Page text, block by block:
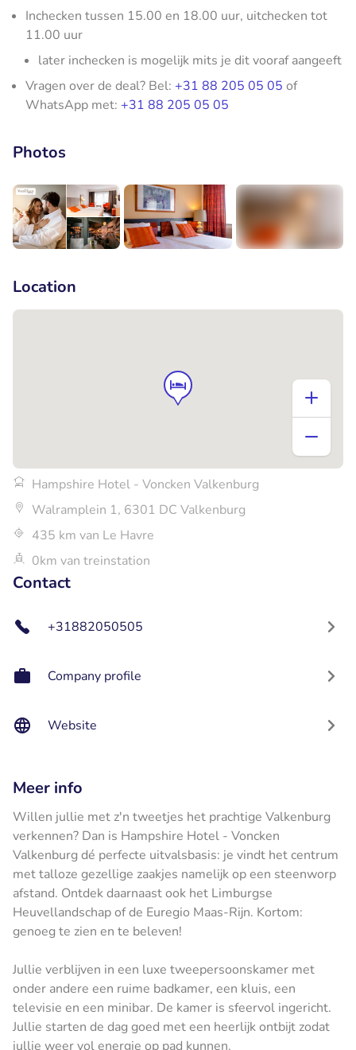
Inchecken tussen 15.00 en 18.00 uur, uitchecken tot
11.00 uur
later inchecken is mogelijk mits je dit vooraf aangeeft
Vragen over de deal? Bel: +31 88 205 05 05 of
WhatsApp met: +31 88 205 05 05
Photos
Location
Hampshire Hotel - Voncken Valkenburg
Walramplein 1, 6301 DC Valkenburg
435 km van Le Havre
0km van treinstation
Contact
+31882050505
Company profile
Website
Meer info
Willen jullie met z'n tweetjes het prachtige Valkenburg
verkennen? Dan is Hampshire Hotel - Voncken
Valkenburg dé perfecte uitvalsbasis: je vindt het centrum
met talloze gezellige zaakjes namelijk op een steenworp
afstand. Ontdek daarnaast ook het Limburgse
Heuvellandschap of de Euregio Maas-Rijn. Kortom:
genoeg te zien en te beleven!
Jullie verblijven in een luxe tweepersoonskamer met
onder andere een ruime badkamer, een kluis, een
televisie en een minibar. De kamer is sfeervol ingericht.
Jullie starten de dag goed met een heerlijk ontbijt zodat
jullie weer vol energie op pad kunnen.